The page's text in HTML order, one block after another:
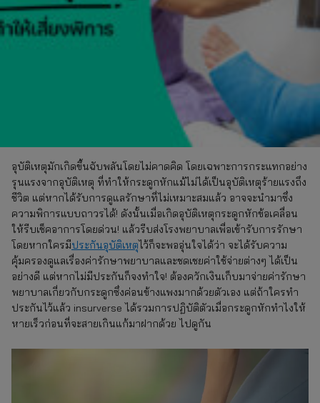
อุบัติเหตุมักเกิดขึ้นฉับพลันโดยไม่คาดคิด โดยเฉพาะการกระแทกอย่าง
รุนแรงจากอุบัติเหตุ ที่ทำให้กระดูกหักแม้ไม่ได้เป็นอุบัติเหตุร้ายแรงถึง
ชีวิต แต่หากได้รับการดูแลรักษาที่ไม่เหมาะสมแล้ว อาจจะนำมาซึ่ง
ความพิการแบบถาวรได้! ดังนั้นเมื่อเกิดอุบัติเหตุกระดูกหักข้อเคลื่อน
ให้รีบเช็คอาการโดยด่วน! แล้วรีบส่งโรงพยาบาลเพื่อเข้ารับการรักษา
โดยหากใครมีประกันอุบัติเหตุไว้ก็จะพออุ่นใจได้ว่า จะได้รับความ
คุ้มครองดูแลเรื่องค่ารักษาพยาบาลและชดเชยค่าใช้จ่ายต่างๆ ได้เป็น
อย่างดี แต่หากไม่มีประกันก็จงทำใจ! ต้องควักเงินเก็บมาจ่ายค่ารักษา
พยาบาลเกี่ยวกับกระดูกซึ่งค่อนข้างแพงมากด้วยตัวเอง แต่ถ้าใครทำ
ประกันไว้แล้ว insurverse ได้รวมการปฏิบัติตัวเมื่อกระดูกหักทําไงให้
หายเร็วก่อนที่จะสายเกินแก้มาฝากด้วย ไปดูกัน